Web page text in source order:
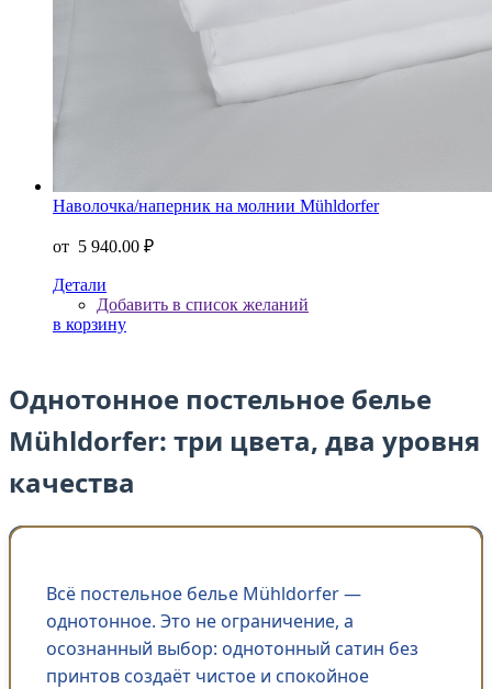
Наволочка/наперник на молнии Mühldorfer
от 5 940.00 ₽
Детали
Добавить в список желаний
в корзину
Однотонное постельное белье
Mühldorfer: три цвета, два уровня
качества
Всё постельное белье Mühldorfer —
однотонное. Это не ограничение, а
осознанный выбор: однотонный сатин без
принтов создаёт чистое и спокойное